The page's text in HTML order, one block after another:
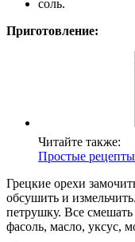
соль.
Приготовление:
Читайте также:
Простые
Грецкие орехи
обсушить и
петрушку. Все
фасоль, масло, уксус,